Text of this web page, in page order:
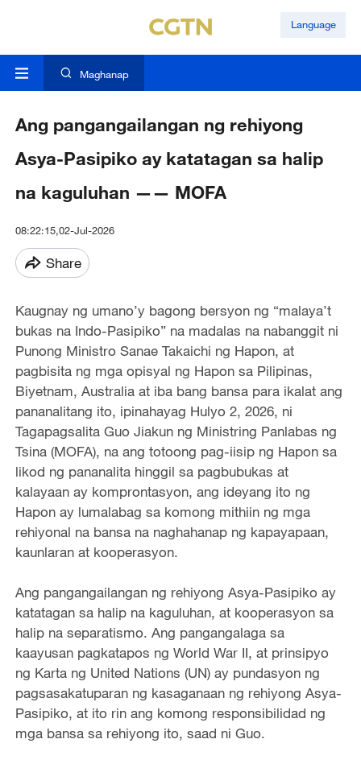
Language
Maghanap
Ang pangangailangan ng rehiyong
Asya-Pasipiko ay katatagan sa halip
na kaguluhan —— MOFA
08:22:15,02-Jul-2026
Share
Kaugnay ng umano’y bagong bersyon ng “malaya’t
bukas na Indo-Pasipiko” na madalas na nabanggit ni
Punong Ministro Sanae Takaichi ng Hapon, at
pagbisita ng mga opisyal ng Hapon sa Pilipinas,
Biyetnam, Australia at iba bang bansa para ikalat ang
pananalitang ito, ipinahayag Hulyo 2, 2026, ni
Tagapagsalita Guo Jiakun ng Ministring Panlabas ng
Tsina (MOFA), na ang totoong pag-iisip ng Hapon sa
likod ng pananalita hinggil sa pagbubukas at
kalayaan ay komprontasyon, ang ideyang ito ng
Hapon ay lumalabag sa komong mithiin ng mga
rehiyonal na bansa na naghahanap ng kapayapaan,
kaunlaran at kooperasyon.
Ang pangangailangan ng rehiyong Asya-Pasipiko ay
katatagan sa halip na kaguluhan, at kooperasyon sa
halip na separatismo. Ang pangangalaga sa
kaayusan pagkatapos ng World War II, at prinsipyo
ng Karta ng United Nations (UN) ay pundasyon ng
pagsasakatuparan ng kasaganaan ng rehiyong Asya-
Pasipiko, at ito rin ang komong responsibilidad ng
mga bansa sa rehiyong ito, saad ni Guo.